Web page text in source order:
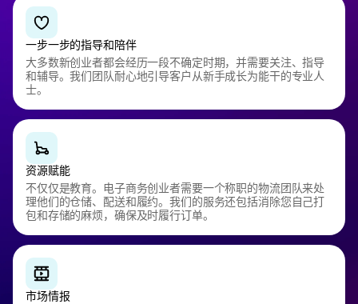
一步一步的指导和陪伴
大多数新创业者都会经历一段不确定时期，并需要关注、指导
和辅导。我们团队耐心地引导客户从新手成长为能干的专业人
士。
资源赋能
不仅仅是教育。电子商务创业者需要一个称职的物流团队来处
理他们的仓储、配送和履约。我们的服务还包括消除您自己打
包和存储的麻烦，确保及时履行订单。
市场情报